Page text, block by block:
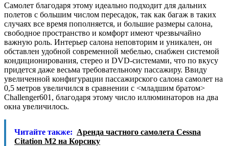
Самолет благодаря этому идеально подходит для дальних
полетов с большим числом пересадок, так как багаж в таких
случаях все время пополняется, и большие размеры салона,
свободное пространство и комфорт имеют чрезвычайно
важную роль. Интерьер салона неповторим и уникален, он
обставлен удобной современной мебелью, снабжен системой
кондиционирования, стерео и DVD-системами, что по вкусу
придется даже весьма требовательному пассажиру. Ввиду
увеличенной конфигурации пассажирского салона самолет на
0,5 метров увеличился в сравнении с <младшим братом>
Challenger601, благодаря этому число иллюминаторов на два
окна увеличилось.
Читайте также: Аренда частного самолета Cessna
Citation M2 на Корсику